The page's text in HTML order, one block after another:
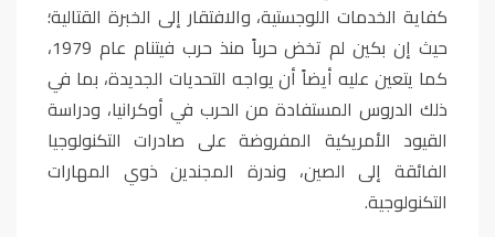
كفاية الخدمات اللوجستية، والافتقار إلى الخبرة القتالية؛
حيث إن بكين لم تخض حرباً منذ حرب فيتنام عام 1979،
كما يتعين عليه أيضاً أن يواجه التحديات الجديدة، بما في
ذلك الدروس المستفادة من الحرب في أوكرانيا، ودراسة
القيود الأمريكية المفروضة على صادرات التكنولوجيا
الفائقة إلى الصين، وندرة المجندين ذوي المهارات
التكنولوجية.